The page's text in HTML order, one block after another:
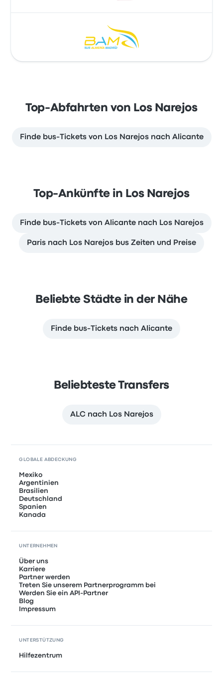
Top-Abfahrten von Los Narejos
Finde bus-Tickets von Los Narejos nach Alicante
Top-Ankünfte in Los Narejos
Finde bus-Tickets von Alicante nach Los Narejos
Paris nach Los Narejos bus Zeiten und Preise
Beliebte Städte in der Nähe
Finde bus-Tickets nach Alicante
Beliebteste Transfers
ALC nach Los Narejos
GLOBALE ABDECKUNG
Mexiko
Argentinien
Brasilien
Deutschland
Spanien
Kanada
UNTERNEHMEN
Über uns
Karriere
Partner werden
Treten Sie unserem Partnerprogramm bei
Werden Sie ein API-Partner
Blog
Impressum
UNTERSTÜTZUNG
Hilfezentrum